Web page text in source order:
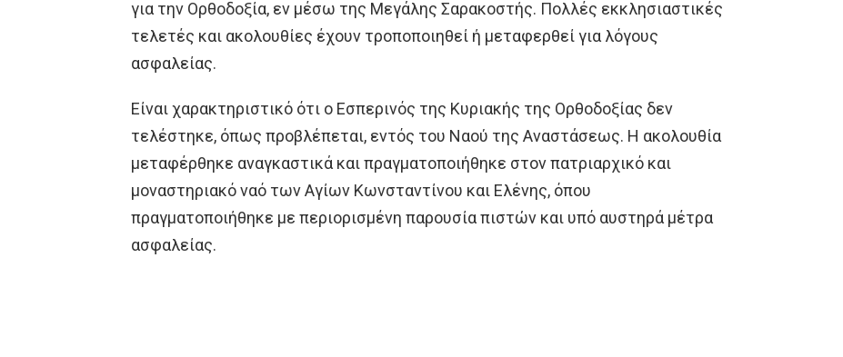
για την Ορθοδοξία, εν μέσω της Μεγάλης Σαρακοστής. Πολλές εκκλησιαστικές
τελετές και ακολουθίες έχουν τροποποιηθεί ή μεταφερθεί για λόγους
ασφαλείας.
Είναι χαρακτηριστικό ότι ο Εσπερινός της Κυριακής της Ορθοδοξίας δεν
τελέστηκε, όπως προβλέπεται, εντός του Ναού της Αναστάσεως. Η ακολουθία
μεταφέρθηκε αναγκαστικά και πραγματοποιήθηκε στον πατριαρχικό και
μοναστηριακό ναό των Αγίων Κωνσταντίνου και Ελένης, όπου
πραγματοποιήθηκε με περιορισμένη παρουσία πιστών και υπό αυστηρά μέτρα
ασφαλείας.